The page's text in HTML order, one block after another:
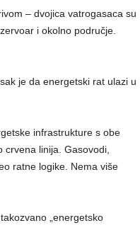
– dvojica vatrogasaca su
i okolno područje.
je da energetski rat ulazi u
infrastrukture s obe
linija. Gasovodi,
ratne logike. Nema više
„energetsko